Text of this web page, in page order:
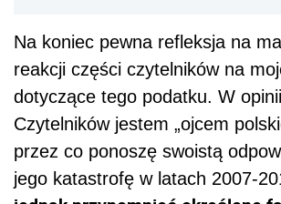
Na koniec pewna refleksja na
reakcji części czytelników na
dotyczące tego podatku. W
Czytelników jestem „ojcem
przez co ponoszę swoistą
jego katastrofę w latach 2007-